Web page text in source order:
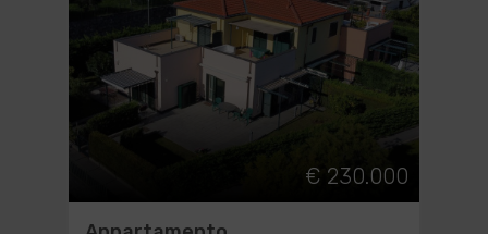
€ 230.000